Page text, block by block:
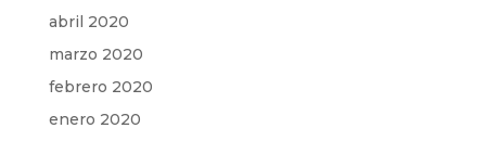
abril 2020
marzo 2020
febrero 2020
enero 2020